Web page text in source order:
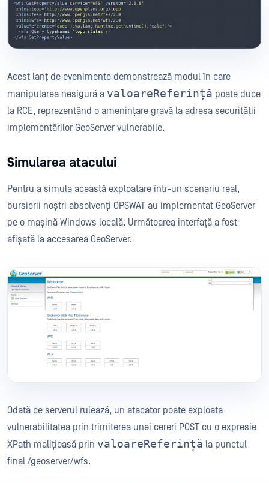
Acest lanț de evenimente demonstrează modul în care
manipularea nesigură a valoareReferință poate duce
la RCE, reprezentând o amenințare gravă la adresa securității
implementărilor GeoServer vulnerabile.
Simularea atacului
Pentru a simula această exploatare într-un scenariu real,
bursierii noștri absolvenți OPSWAT au implementat GeoServer
pe o mașină Windows locală. Următoarea interfață a fost
afișată la accesarea GeoServer.
Odată ce serverul rulează, un atacator poate exploata
vulnerabilitatea prin trimiterea unei cereri POST cu o expresie
XPath malițioasă prin valoareReferință la punctul
final /geoserver/wfs.